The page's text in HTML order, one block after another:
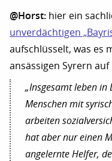
@Horst: hier ein
unverdächtigen
aufschlüsselt, was es
ansässigen Syrern auf
„Insgesamt leben
Menschen mit
arbeiten
hat aber nur einen
angelernte Helfer,